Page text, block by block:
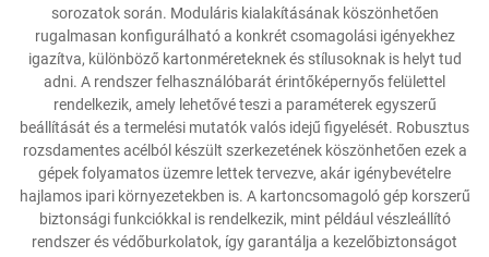
Szolgáltatás
Hírek
Kapcsolat
sorozatok során. Moduláris kialakításának köszönhetően
rugalmasan konfigurálható a konkrét csomagolási igényekhez
igazítva, különböző kartonméreteknek és stílusoknak is helyt tud
adni. A rendszer felhasználóbarát érintőképernyős felülettel
rendelkezik, amely lehetővé teszi a paraméterek egyszerű
beállítását és a termelési mutatók valós idejű figyelését. Robusztus
rozsdamentes acélból készült szerkezetének köszönhetően ezek a
gépek folyamatos üzemre lettek tervezve, akár igénybevételre
hajlamos ipari környezetekben is. A kartoncsomagoló gép korszerű
biztonsági funkciókkal is rendelkezik, mint például vészleállító
rendszer és védőburkolatok, így garantálja a kezelőbiztonságot